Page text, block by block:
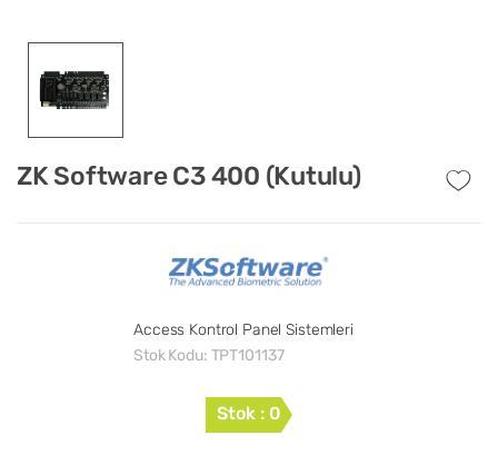
ZK Software C3 400 (Kutulu)
Access Kontrol Panel Sistemleri
Stok Kodu: TPT101137
Stok : 0